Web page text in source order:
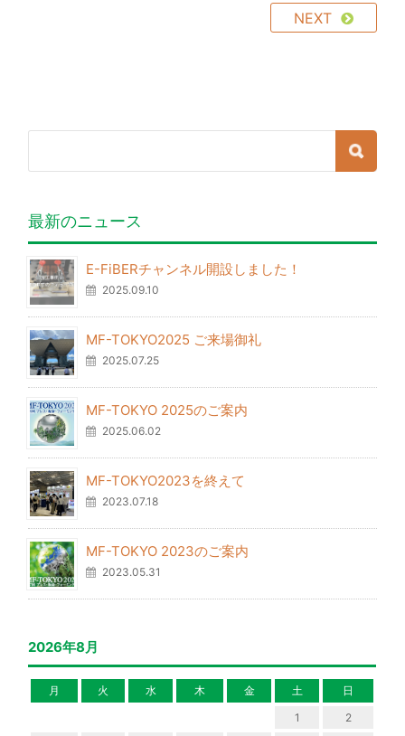
NEXT
最新のニュース
E-FiBERチャンネル開設しました！
2025.09.10
MF-TOKYO2025 ご来場御礼
2025.07.25
MF-TOKYO 2025のご案内
2025.06.02
MF-TOKYO2023を終えて
2023.07.18
MF-TOKYO 2023のご案内
2023.05.31
2026年8月
月 火 水 木 金 土
日
1
2